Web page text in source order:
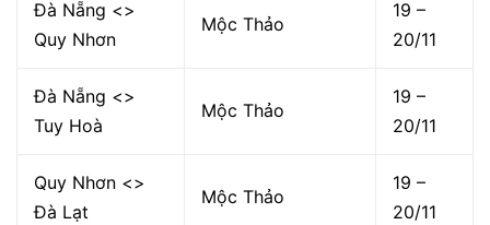
Đà Nẵng <>
Quy Nhơn
Mộc Thảo
19 –
20/11
Đà Nẵng <>
Tuy Hoà
Mộc Thảo
19 –
20/11
Quy Nhơn <>
Đà Lạt
Mộc Thảo
19 –
20/11